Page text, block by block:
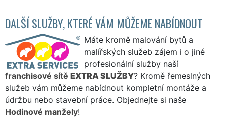
DALŠÍ SLUŽBY, KTERÉ VÁM MŮŽEME NABÍDNOUT
Máte kromě malování bytů a
malířských služeb zájem i o jiné
profesionální služby naší
franchisové sítě EXTRA SLUŽBY? Kromě řemeslných
služeb vám můžeme nabídnout kompletní montáže a
údržbu nebo stavební práce. Objednejte si naše
Hodinové manžely!